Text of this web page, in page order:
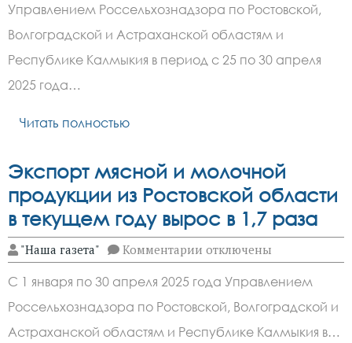
территории
Ростовской
области
в
Грузию
более
1800
голов
сельскохозяйственных
животных
Управлением Россельхознадзора по Ростовской,
Волгоградской и Астраханской областям и
Республике Калмыкия в период с 25 по 30 апреля
2025 года…
Читать полностью
Экспорт мясной и молочной
продукции из Ростовской области
в текущем году вырос в 1,7 раза
"Наша газета" Комментарии к
записи
Экспорт
мясной
и
молочной
продукции
отключены
С 1 января по 30 апреля 2025 года Управлением
Россельхознадзора по Ростовской, Волгоградской и
Астраханской областям и Республике Калмыкия в…